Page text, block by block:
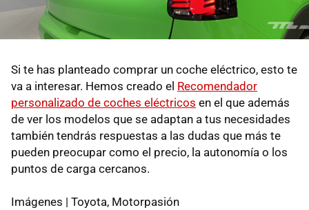
Si te has planteado comprar un coche eléctrico, esto te
va a interesar. Hemos creado el Recomendador
personalizado de coches eléctricos en el que además
de ver los modelos que se adaptan a tus necesidades
también tendrás respuestas a las dudas que más te
pueden preocupar como el precio, la autonomía o los
puntos de carga cercanos.
Imágenes | Toyota, Motorpasión